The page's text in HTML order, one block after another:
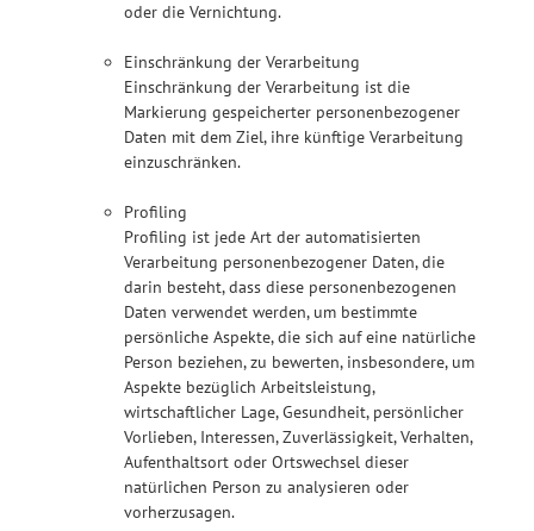
oder die Vernichtung.
Einschränkung der Verarbeitung
Einschränkung der Verarbeitung ist die
Markierung gespeicherter personenbezogener
Daten mit dem Ziel, ihre künftige Verarbeitung
einzuschränken.
Profiling
Profiling ist jede Art der automatisierten
Verarbeitung personenbezogener Daten, die
darin besteht, dass diese personenbezogenen
Daten verwendet werden, um bestimmte
persönliche Aspekte, die sich auf eine natürliche
Person beziehen, zu bewerten, insbesondere, um
Aspekte bezüglich Arbeitsleistung,
wirtschaftlicher Lage, Gesundheit, persönlicher
Vorlieben, Interessen, Zuverlässigkeit, Verhalten,
Aufenthaltsort oder Ortswechsel dieser
natürlichen Person zu analysieren oder
vorherzusagen.